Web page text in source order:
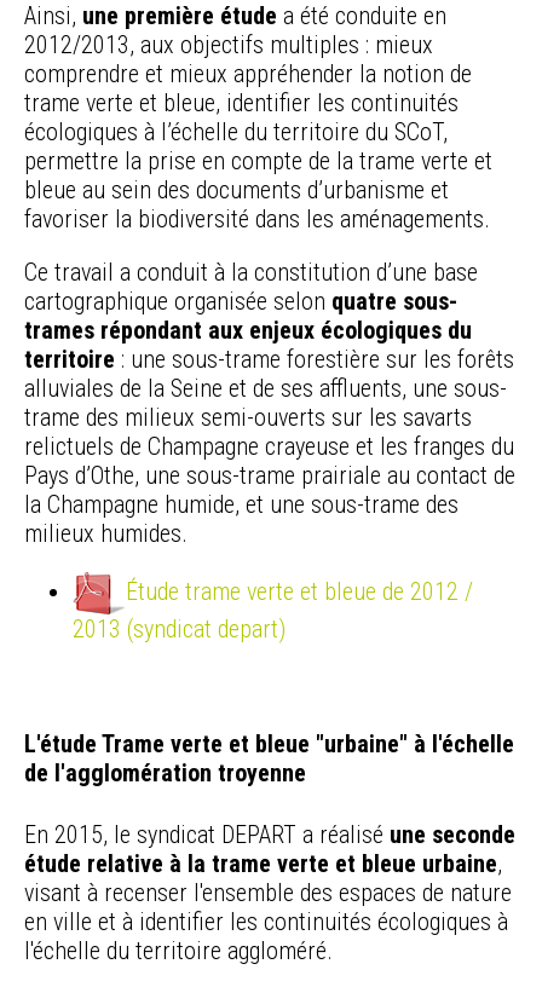
Ainsi, une première étude a été conduite en
2012/2013, aux objectifs multiples : mieux
comprendre et mieux appréhender la notion de
trame verte et bleue, identifier les continuités
écologiques à l’échelle du territoire du SCoT,
permettre la prise en compte de la trame verte et
bleue au sein des documents d’urbanisme et
favoriser la biodiversité dans les aménagements.
Ce travail a conduit à la constitution d’une base
cartographique organisée selon quatre sous-
trames répondant aux enjeux écologiques du
territoire : une sous-trame forestière sur les forêts
alluviales de la Seine et de ses affluents, une sous-
trame des milieux semi-ouverts sur les savarts
relictuels de Champagne crayeuse et les franges du
Pays d’Othe, une sous-trame prairiale au contact de
la Champagne humide, et une sous-trame des
milieux humides.
Étude trame verte et bleue de 2012 /
2013 (syndicat depart)
L'étude Trame verte et bleue "urbaine" à l'échelle
de l'agglomération troyenne
En 2015, le syndicat DEPART a réalisé une seconde
étude relative à la trame verte et bleue urbaine,
visant à recenser l'ensemble des espaces de nature
en ville et à identifier les continuités écologiques à
l'échelle du territoire aggloméré.